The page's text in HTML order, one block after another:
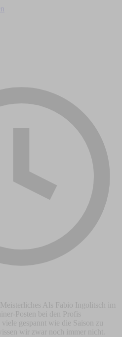
Als Fabio Ingolitsch im
Posten bei den Profis
gespannt wie die Saison zu
wir zwar noch immer nicht.